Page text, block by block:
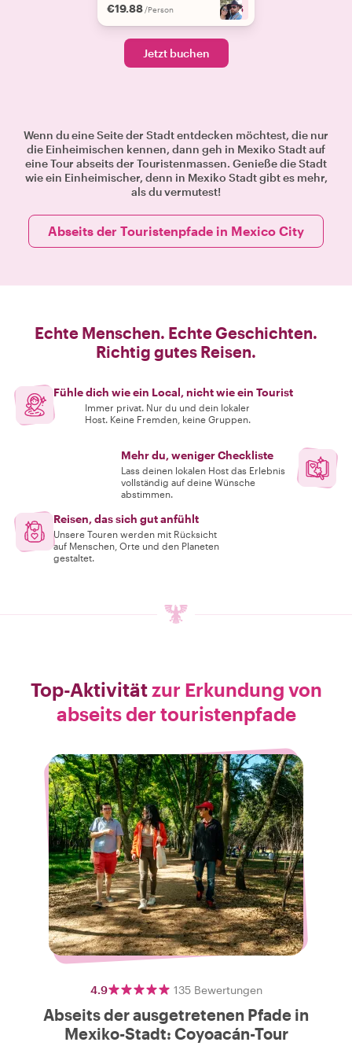
€19.88 /Person +6
Jetzt buchen
Wenn du eine Seite der Stadt entdecken möchtest, die nur
die Einheimischen kennen, dann geh in Mexiko Stadt auf
eine Tour abseits der Touristenmassen. Genieße die Stadt
wie ein Einheimischer, denn in Mexiko Stadt gibt es mehr,
als du vermutest!
Abseits der Touristenpfade in Mexico City
Echte Menschen. Echte Geschichten.
Richtig gutes Reisen.
Fühle dich wie ein Local, nicht wie ein Tourist
Immer privat. Nur du und dein lokaler
Host. Keine Fremden, keine Gruppen.
Mehr du, weniger Checkliste
Lass deinen lokalen Host das Erlebnis
vollständig auf deine Wünsche
abstimmen.
Reisen, das sich gut anfühlt
Unsere Touren werden mit Rücksicht
auf Menschen, Orte und den Planeten
gestaltet.
Top-Aktivität zur Erkundung von
abseits der touristenpfade
4.9 135 Bewertungen
Abseits der ausgetretenen Pfade in
Mexiko-Stadt: Coyoacán-Tour